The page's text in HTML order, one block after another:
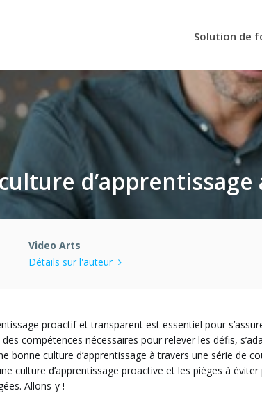
Solution de
Video Arts
Détails sur l'auteur
proactif et transparent est essentiel pour
compétences nécessaires pour relever les défis,
bonne culture d’apprentissage à travers une série de
culture d’apprentissage proactive et les pièges à
Allons-y !